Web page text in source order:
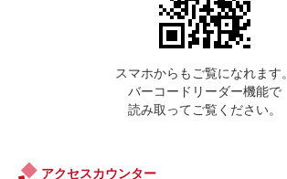
スマホからもご覧になれます。
バーコードリーダー機能で
読み取ってご覧ください。
アクセスカウンター